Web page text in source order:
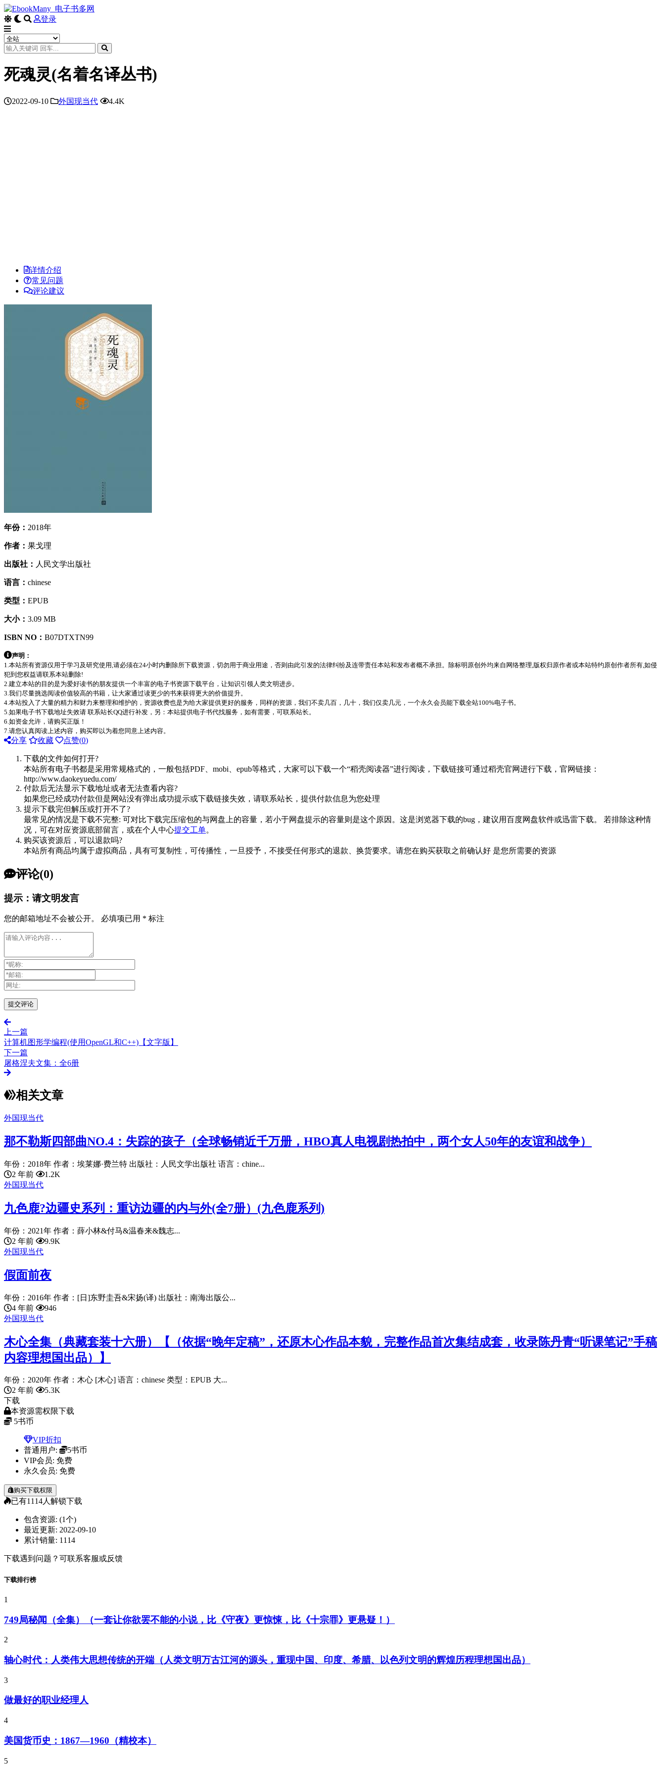
登录
死魂灵(名着名译丛书)
2022-09-10 外国现当代 4.4K
详情介绍
常见问题
评论建议
年份： 2018年
作者： 果戈理
出版社： 人民文学出版社
语言： chinese
类型： EPUB
大小： 3.09 MB
ISBN NO： B07DTXTN99
声明：
1.本站所有资源仅用于学习及研究使用,请必须在24小时内删除所下载资源，切勿用于商业用途，否则由此引发的法律纠纷及连带责任本站和发布者概不承担。除标明原创外均来自网络整理,版权归原作者或本站特约原创作者所有,如侵
犯到您权益请联系本站删除!
2.建立本站的目的是为爱好读书的朋友提供一个丰富的电子书资源下载平台，让知识引领人类文明进步。
3.我们尽量挑选阅读价值较高的书籍，让大家通过读更少的书来获得更大的价值提升。
4.本站投入了大量的精力和财力来整理和维护的，资源收费也是为给大家提供更好的服务，同样的资源，我们不卖几百，几十，我们仅卖几元，一个永久会员能下载全站100%电子书。
5.如果电子书下载地址失效请 联系站长QQ进行补发，另：本站提供电子书代找服务，如有需要，可联系站长。
6.如资金允许，请购买正版！
7.请您认真阅读上述内容，购买即以为着您同意上述内容。
分享 收藏 点赞(0)
下载的文件如何打开?
本站所有电子书都是采用常规格式的，一般包括PDF、mobi、epub等格式，大家可以下载一个“稻壳阅读器”进行阅读，下载链接可通过稻壳官网进行下载，官网链接：
http://www.daokeyuedu.com/
付款后无法显示下载地址或者无法查看内容?
如果您已经成功付款但是网站没有弹出成功提示或下载链接失效，请联系站长，提供付款信息为您处理
提示下载完但解压或打开不了?
最常见的情况是下载不完整: 可对比下载完压缩包的与网盘上的容量，若小于网盘提示的容量则是这个原因。这是浏览器下载的bug，建议用百度网盘软件或迅雷下载。 若排除这种情
况，可在对应资源底部留言，或在个人中心提交工单。
购买该资源后，可以退款吗?
本站所有商品均属于虚拟商品，具有可复制性，可传播性，一旦授予，不接受任何形式的退款、换货要求。请您在购买获取之前确认好 是您所需要的资源
评论(0)
提示：请文明发言
您的邮箱地址不会被公开。 必填项已用 * 标注
上一篇
计算机图形学编程(使用OpenGL和C++)【文字版】
下一篇
屠格涅夫文集：全6册
相关文章
外国现当代
那不勒斯四部曲NO.4：失踪的孩子（全球畅销近千万册，HBO真人电视剧热拍中，两个女人50年的友谊和战争）
年份：2018年 作者：埃莱娜·费兰特 出版社：人民文学出版社 语言：chine...
2 年前
1.2K
外国现当代
九色鹿?边疆史系列：重访边疆的内与外(全7册）(九色鹿系列)
年份：2021年 作者：薛小林&付马&温春来&魏志...
2 年前
9.9K
外国现当代
假面前夜
年份：2016年 作者：[日]东野圭吾&宋扬(译) 出版社：南海出版公...
4 年前
946
外国现当代
木心全集（典藏套装十六册）【（依据“晚年定稿”，还原木心作品本貌，完整作品首次集结成套，收录陈丹青“听课笔记”手稿
内容理想国出品）】
年份：2020年 作者：木心 [木心] 语言：chinese 类型：EPUB 大...
2 年前
5.3K
下载
本资源需权限下载
5书币
VIP折扣
普通用户:
5书币
VIP会员: 免费
永久会员: 免费
购买下载权限
已有1114人解锁下载
包含资源: (1个)
最近更新: 2022-09-10
累计销量: 1114
下载遇到问题？可联系客服或反馈
下载排行榜
1
749局秘闻（全集）（一套让你欲罢不能的小说，比《守夜》更惊悚，比《十宗罪》更悬疑！）
2
轴心时代：人类伟大思想传统的开端（人类文明万古江河的源头，重现中国、印度、希腊、以色列文明的辉煌历程理想国出品）
3
做最好的职业经理人
4
美国货币史：1867—1960（精校本）
5